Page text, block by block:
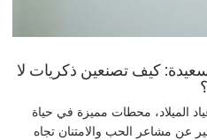
كيف تصنعين ذكريات لا
الميلاد، محطات مميزة في حياة
عن مشاعر الحب والامتنان تجاه